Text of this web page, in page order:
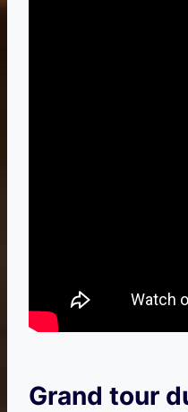
Grand tour